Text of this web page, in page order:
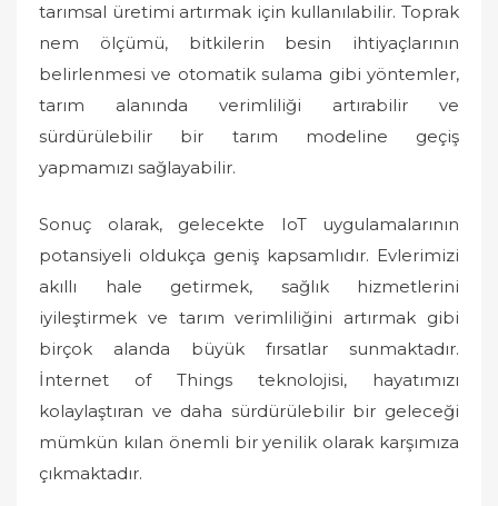
tarımsal üretimi artırmak için kullanılabilir. Toprak
nem ölçümü, bitkilerin besin ihtiyaçlarının
belirlenmesi ve otomatik sulama gibi yöntemler,
tarım alanında verimliliği artırabilir ve
sürdürülebilir bir tarım modeline geçiş
yapmamızı sağlayabilir.
Sonuç olarak, gelecekte IoT uygulamalarının
potansiyeli oldukça geniş kapsamlıdır. Evlerimizi
akıllı hale getirmek, sağlık hizmetlerini
iyileştirmek ve tarım verimliliğini artırmak gibi
birçok alanda büyük fırsatlar sunmaktadır.
İnternet of Things teknolojisi, hayatımızı
kolaylaştıran ve daha sürdürülebilir bir geleceği
mümkün kılan önemli bir yenilik olarak karşımıza
çıkmaktadır.